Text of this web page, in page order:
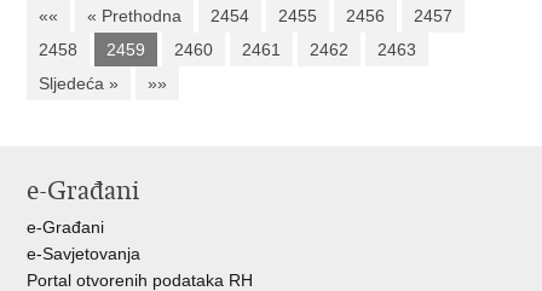
«« « Prethodna 2454 2455 2456
2457
2458
2459 2460 2461 2462
2463
Sljedeća »
»»
e-Građani
e-Građani
e-Savjetovanja
Portal otvorenih podataka RH